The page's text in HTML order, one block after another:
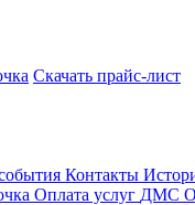
Скачать прайс-лист
Контакты
Оплата услуг ДМС